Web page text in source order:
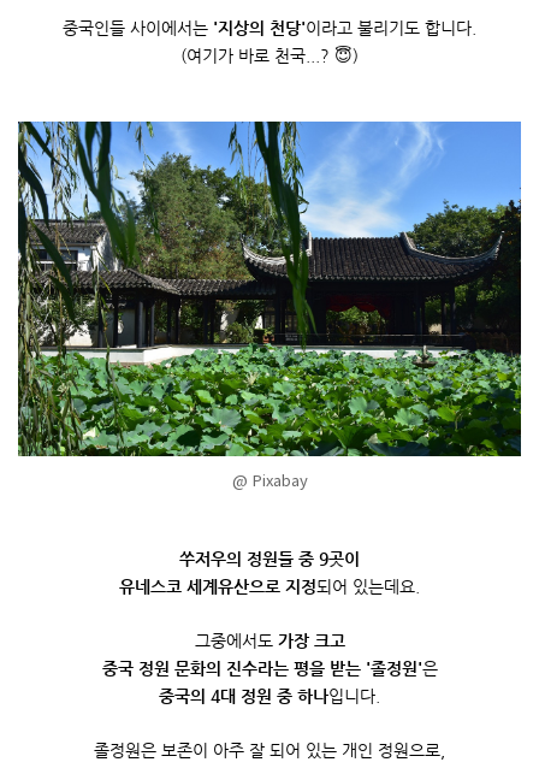
중국인들 사이에서는 '지상의 천당'이라고 불리기도 합니다
(여기가 바로 천국 ...? 😇)
@ Pixabay
쑤저우의 정원들 중 9곳이
유네스코 세계유산으로 지정되어 있는데요
그중에서도 가장 크고
중국 정원 문화의 진수라는 평을 받는 '졸정원 '은
중국의 4대 정원 중 하나입니다
졸정원은 보존이 아주 잘 되어 있는 개인 정원으로